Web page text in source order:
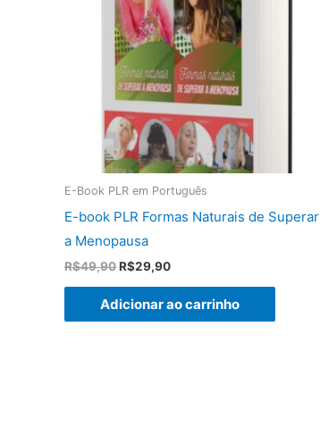
E-Book PLR em Português
E-book PLR Formas Naturais de Superar
a Menopausa
R$49,90O
original
era:
R$49,90.
R$29,90O
é:
R$29,90.
Adicionar ao carrinho